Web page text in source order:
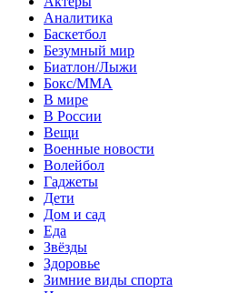
Аналитика
Баскетбол
Безумный мир
Биатлон/Лыжи
Бокс/MMA
В мире
В России
Вещи
Военные новости
Волейбол
Гаджеты
Дети
Дом и сад
Еда
Звёзды
Здоровье
Зимние виды спорта